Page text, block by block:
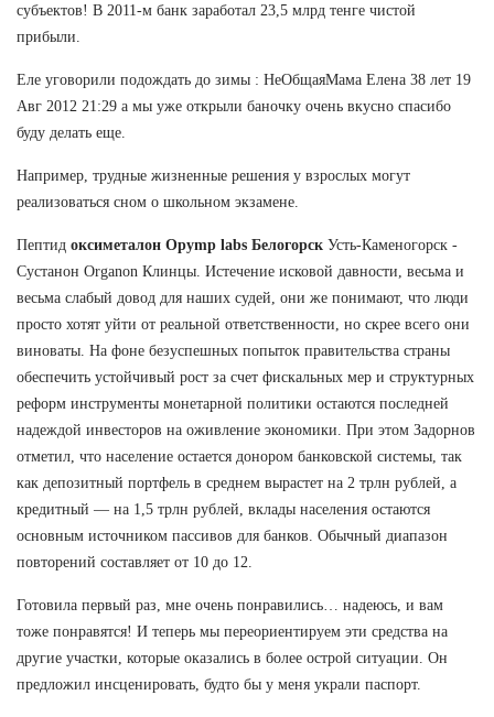
субъектов! В 2011-м банк заработал 23,5 млрд тенге чистой
прибыли.
Еле уговорили подождать до зимы : НеОбщаяМама Елена 38 лет 19
Авг 2012 21:29 а мы уже открыли баночку очень вкусно спасибо
буду делать еще.
Например, трудные жизненные решения у взрослых могут
реализоваться сном о школьном экзамене.
Пептид оксиметалон Opymp labs Белогорск Усть-Каменогорск -
Сустанон Organon Клинцы. Истечение исковой давности, весьма и
весьма слабый довод для наших судей, они же понимают, что люди
просто хотят уйти от реальной ответственности, но скрее всего они
виноваты. На фоне безуспешных попыток правительства страны
обеспечить устойчивый рост за счет фискальных мер и структурных
реформ инструменты монетарной политики остаются последней
надеждой инвесторов на оживление экономики. При этом Задорнов
отметил, что население остается донором банковской системы, так
как депозитный портфель в среднем вырастет на 2 трлн рублей, а
кредитный — на 1,5 трлн рублей, вклады населения остаются
основным источником пассивов для банков. Обычный диапазон
повторений составляет от 10 до 12.
Готовила первый раз, мне очень понравились… надеюсь, и вам
тоже понравятся! И теперь мы переориентируем эти средства на
другие участки, которые оказались в более острой ситуации. Он
предложил инсценировать, будто бы у меня украли паспорт.